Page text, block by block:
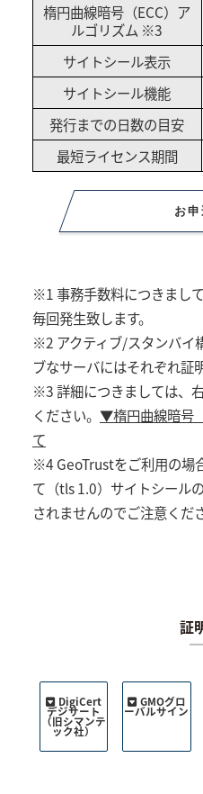
楕円曲線暗号（ECC）ア
ルゴリズム ※3
サイトシール表示
サイトシール機能
発行までの日数の目安
最短ライセンス期間
お
※1 事務手数料につきまし
毎回発生致します。
※2 アクティブ/スタンバイ
ブなサーバにはそれぞれ証
※3 詳細につきましては、
ください。 ▼楕円曲線暗号
て
※4 GeoTrustをご利用の場
て（tls 1.0）サイトシール
されませんのでご注意くだ
証
DigiCert
デジサート
（旧シマンテ
ック社）
GMOグロ
ーバルサイン